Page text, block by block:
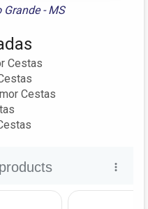
Grande - MS
Cestas
Cestas